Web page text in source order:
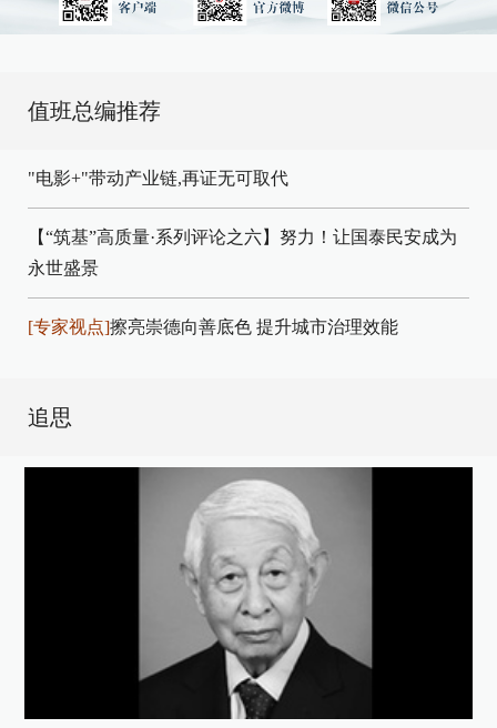
值班总编推荐
"电影+"带动产业链,再证无可取代
【“筑基”高质量·系列评论之六】努力！让国泰民安成为
永世盛景
[专家视点]擦亮崇德向善底色 提升城市治理效能
追思